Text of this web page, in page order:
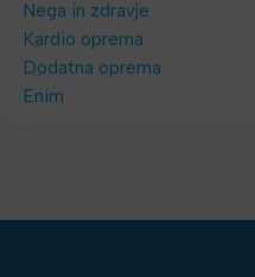
Nega in zdravje
Kardio oprema
Dodatna oprema
Enim